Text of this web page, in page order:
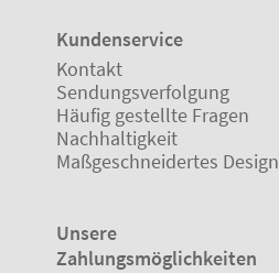
Kundenservice
Kontakt
Sendungsverfolgung
Häufig gestellte Fragen
Nachhaltigkeit
Maßgeschneidertes Design
Unsere
Zahlungsmöglichkeiten